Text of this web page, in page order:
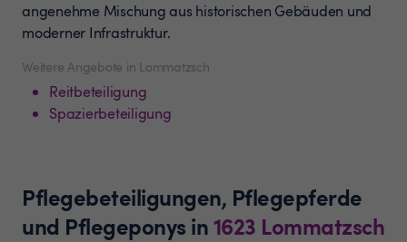
Weitere Angebote in Lommatzsch
Reitbeteiligung
Spazierbeteiligung
angenehme Mischung aus historischen Gebäuden und
moderner Infrastruktur.
Pflegebeteiligungen, Pflegepferde
und Pflegeponys in1623 Lommatzsch